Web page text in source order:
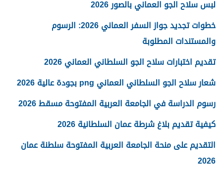
لبس سلاح الجو العماني بالصور 2026
خطوات تجديد جواز السفر العماني 2026: الرسوم
والمستندات المطلوبة
تقديم اختبارات سلاح الجو السلطاني العماني 2026
شعار سلاح الجو السلطاني العماني png بجودة عالية 2026
رسوم الدراسة في الجامعة العربية المفتوحة مسقط 2026
كيفية تقديم بلاغ شرطة عمان السلطانية 2026
التقديم على منحة الجامعة العربية المفتوحة سلطنة عمان
2026